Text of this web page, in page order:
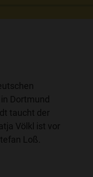
Dortmund
taucht der
Völkl ist vor
Loß.